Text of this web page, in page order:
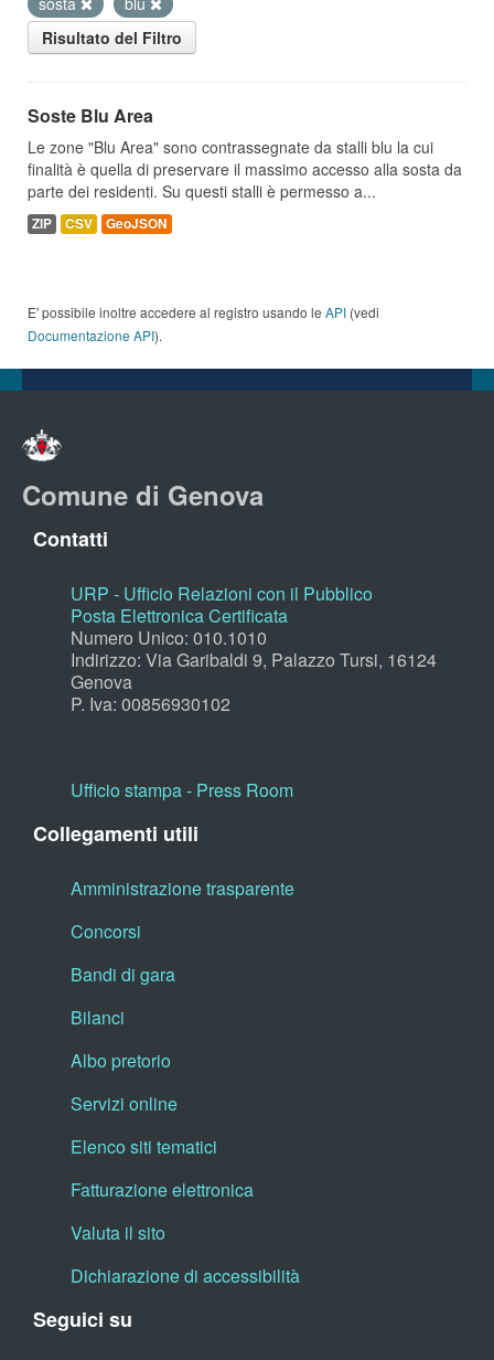
Risultato del Filtro
Soste Blu Area
Le zone "Blu Area" sono contrassegnate da stalli blu la cui
finalità è quella di preservare il massimo accesso alla sosta da
parte dei residenti. Su questi stalli è permesso a...
ZIP CSV GeoJSON
E' possibile inoltre accedere al registro usando le API (vedi
Documentazione API).
Comune di Genova
Contatti
URP - Ufficio Relazioni con il Pubblico
Posta Elettronica Certificata
Numero Unico: 010.1010
Indirizzo: Via Garibaldi 9, Palazzo Tursi, 16124
Genova
P. Iva: 00856930102
Ufficio stampa - Press Room
Collegamenti utili
Amministrazione trasparente
Concorsi
Bandi di gara
Bilanci
Albo pretorio
Servizi online
Elenco siti tematici
Fatturazione elettronica
Valuta il sito
Dichiarazione di accessibilità
Seguici su